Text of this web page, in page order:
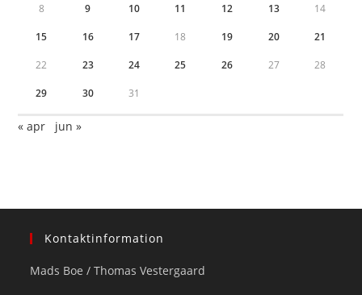
8 9 10 11 12 13 14
15 16 17 18 19 20 21
22 23 24 25 26 27 28
29 30 31
« apr jun »
Kontaktinformation
Mads Boe / Thomas Vestergaard